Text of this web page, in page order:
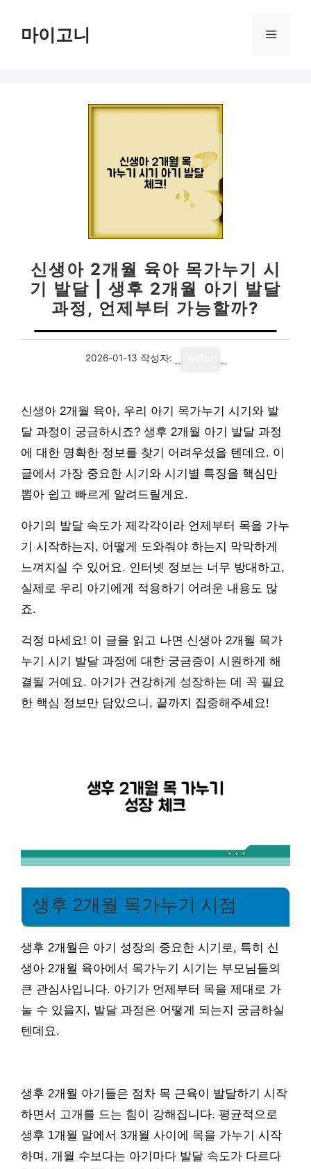
마이고니 메
신생아 2개월 육아 목가누기 시
기 발달 | 생후 2개월 아기 발달
과정, 언제부터 가능할까?
2026-01-13 작성자:
신생아 2개월 육아, 우리 아기 목가누기 시기와 발
달 과정이 궁금하시죠? 생후 2개월 아기 발달 과정
에 대한 명확한 정보를 찾기 어려우셨을 텐데요. 이
글에서 가장 중요한 시기와 시기별 특징을 핵심만
뽑아 쉽고 빠르게 알려드릴게요.
아기의 발달 속도가 제각각이라 언제부터 목을 가누
기 시작하는지, 어떻게 도와줘야 하는지 막막하게
느껴지실 수 있어요. 인터넷 정보는 너무 방대하고,
실제로 우리 아기에게 적용하기 어려운 내용도 많
죠.
걱정 마세요! 이 글을 읽고 나면 신생아 2개월 목가
누기 시기 발달 과정에 대한 궁금증이 시원하게 해
결될 거예요. 아기가 건강하게 성장하는 데 꼭 필요
한 핵심 정보만 담았으니, 끝까지 집중해주세요!
생후 2개월 목가누기 시점
생후 2개월은 아기 성장의 중요한 시기로, 특히 신
생아 2개월 육아에서 목가누기 시기는 부모님들의
큰 관심사입니다. 아기가 언제부터 목을 제대로 가
눌 수 있을지, 발달 과정은 어떻게 되는지 궁금하실
텐데요.
생후 2개월 아기들은 점차 목 근육이 발달하기 시작
하면서 고개를 드는 힘이 강해집니다. 평균적으로
생후 1개월 말에서 3개월 사이에 목을 가누기 시작
하며, 개월 수보다는 아기마다 발달 속도가 다르다